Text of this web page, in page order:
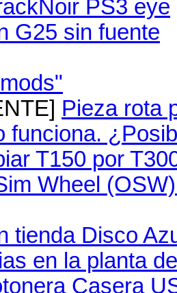
PS3 eye
G25 sin fuente
Pieza rota
funciona.
T150 por
Wheel
tienda Disco
en la planta
Casera